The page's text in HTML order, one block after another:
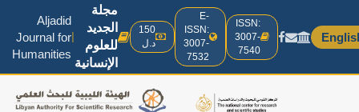
مجلة
الجديد
للعلوم
الإنسانية
Aljadid
Journal for
Humanities
ISSN:
3007-
7540
E-
ISSN:
3007-
7532
150
د.ل